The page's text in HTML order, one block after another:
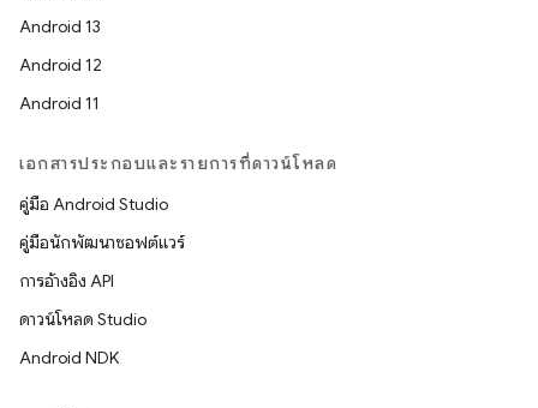
Android 13
Android 12
Android 11
เอกสารประกอบและรายการที่ดาวน์โหลด
คู่มือ Android Studio
คู่มือนักพัฒนาซอฟต์แวร์
การอ้างอิง API
ดาวน์โหลด Studio
Android NDK